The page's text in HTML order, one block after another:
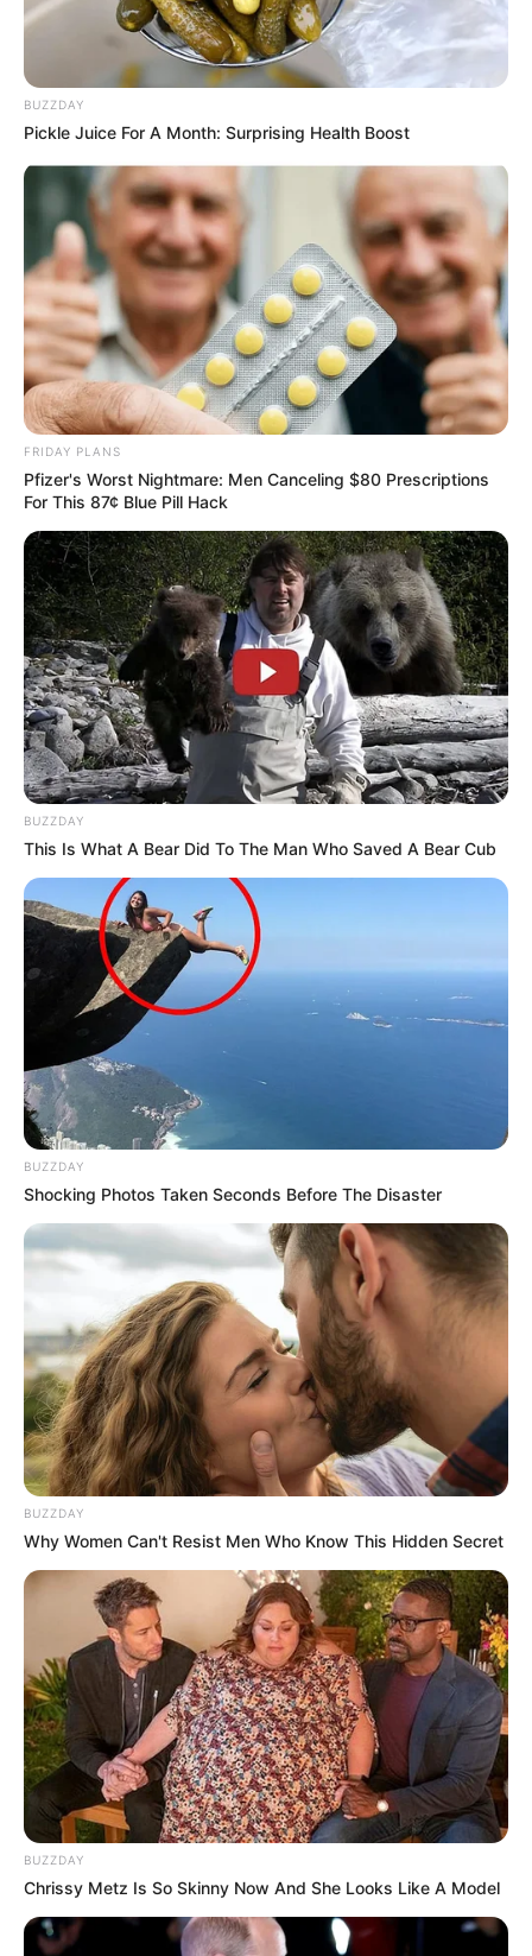
BUZZDAY
Pickle Juice For A Month: Surprising Health Boost
FRIDAY PLANS
Pfizer's Worst Nightmare: Men Canceling $80 Prescriptions
For This 87¢ Blue Pill Hack
BUZZDAY
This Is What A Bear Did To The Man Who Saved A Bear Cub
BUZZDAY
Shocking Photos Taken Seconds Before The Disaster
BUZZDAY
Why Women Can't Resist Men Who Know This Hidden Secret
BUZZDAY
Chrissy Metz Is So Skinny Now And She Looks Like A Model